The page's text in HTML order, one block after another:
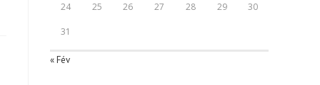
24 25 26 27 28 29 30
31
« Fév